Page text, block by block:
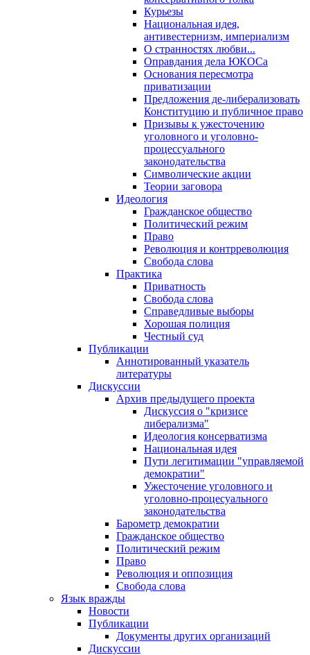
Курьезы
Национальная идея,
антивестернизм, империализм
О странностях любви...
Оправдания дела ЮКОСа
Основания пересмотра
приватизации
Предложения де-либерализовать
Конституцию и публичное право
Призывы к ужесточению
уголовного и уголовно-
процессуального
законодательства
Символические акции
Теории заговора
Идеология
Гражданское общество
Политический режим
Право
Революция и контрреволюция
Свобода слова
Практика
Приватность
Свобода слова
Справедливые выборы
Хорошая полиция
Честный суд
Публикации
Аннотированный указатель
литературы
Дискуссии
Архив предыдущего проекта
Дискуссия о "кризисе
либерализма"
Идеология консерватизма
Национальная идея
Пути легитимации "управляемой
демократии"
Ужесточение уголовного и
уголовно-процесуального
законодательства
Барометр демократии
Гражданское общество
Политический режим
Право
Революция и оппозиция
Свобода слова
Язык вражды
Новости
Публикации
Документы других организаций
Дискуссии